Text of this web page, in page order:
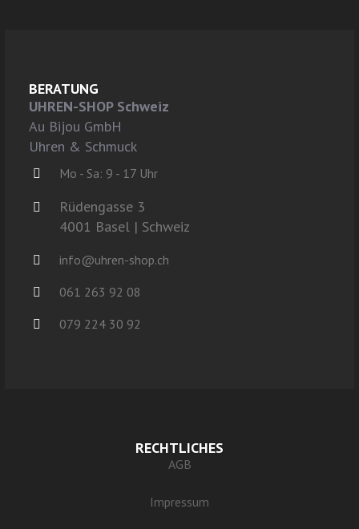
BERATUNG
UHREN-SHOP Schweiz
Au Bijou GmbH
Uhren & Schmuck
Mo - Sa: 9 - 17 Uhr
Rüdengasse 3
4001 Basel | Schweiz
info@uhren-shop.ch
061 263 92 08
079 224 30 92
RECHTLICHES
AGB
Impressum